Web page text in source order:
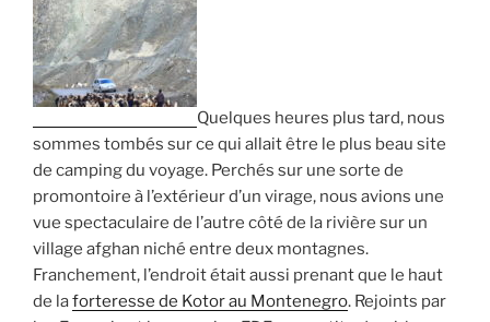
Quelques heures plus tard, nous
sommes tombés sur ce qui allait être le plus beau site
de camping du voyage. Perchés sur une sorte de
promontoire à l’extérieur d’un virage, nous avions une
vue spectaculaire de l’autre côté de la rivière sur un
village afghan niché entre deux montagnes.
Franchement, l’endroit était aussi prenant que le haut
de laforteresse de Kotor au Montenegro. Rejoints par